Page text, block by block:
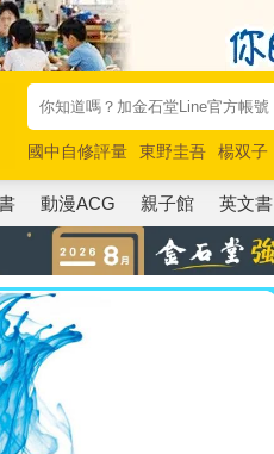
國中自修評量 東野圭吾 楊双子
唯紅花綻放
奧德賽 路邊攤新作
動漫ACG 親子館 英文書